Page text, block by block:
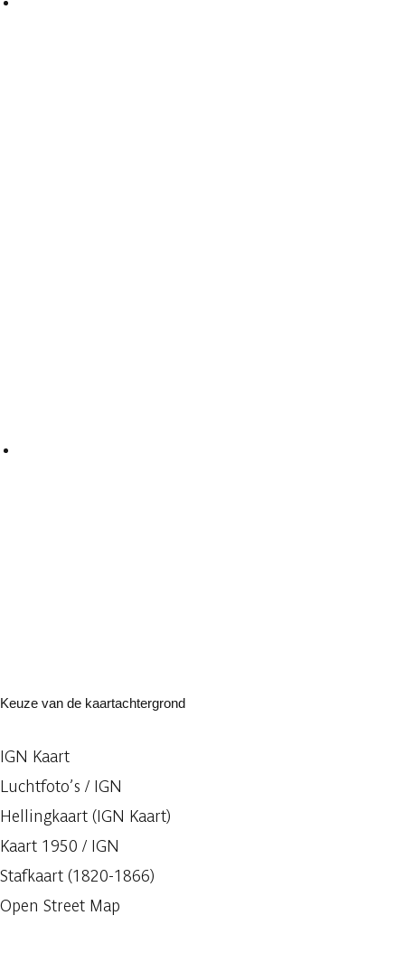
Keuze van de kaartachtergrond
IGN Kaart
Luchtfoto’s / IGN
Hellingkaart (IGN Kaart)
Kaart 1950 / IGN
Stafkaart (1820-1866)
Open Street Map